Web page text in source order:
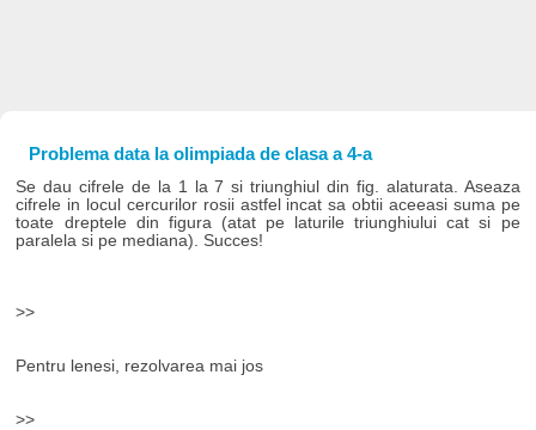
Problema data la olimpiada de clasa a 4-a
Se dau cifrele de la 1 la 7 si triunghiul din fig. alaturata. Aseaza
cifrele in locul cercurilor rosii astfel incat sa obtii aceeasi suma pe
toate dreptele din figura (atat pe laturile triunghiului cat si pe
paralela si pe mediana). Succes!
>>
Pentru lenesi, rezolvarea mai jos
>>